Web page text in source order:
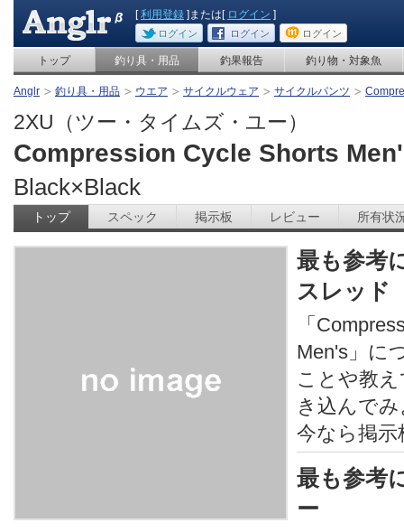
[利用登録 ]または[ ログイン ]
ログイン ログイン ログイン
トップ 釣り具・用品 釣果報告 釣り物・対象魚
Anglr 釣り具・用品 ウエア サイクルウェア サイクルパンツ
2XU（ツー・タイムズ・ユー）
Compression Cycle Shorts
Black×Black
トップ スペック 掲示板 レビュー 所有状
最も参考
スレッド
「
Men's」に
ことや教
き込んで
今なら掲示
最も参考
ー